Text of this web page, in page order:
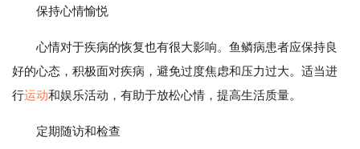
保持心情愉悦
心情对于疾病的恢复也有很大影响。鱼鳞病患者应保持良
好的心态，积极面对疾病，避免过度焦虑和压力过大。适当进
行运动和娱乐活动，有助于放松心情，提高生活质量。
定期随访和检查